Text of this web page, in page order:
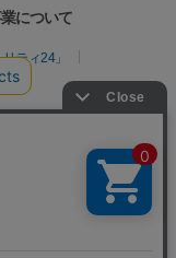
について
ティ24」